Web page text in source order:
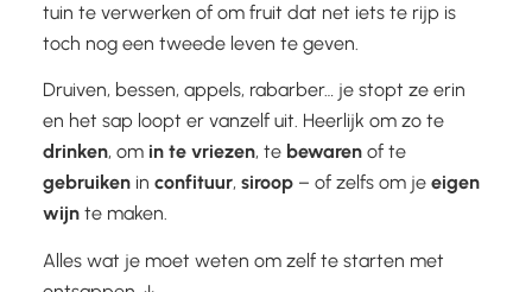
tuin te verwerken of om fruit dat net iets te rijp is
toch nog een tweede leven te geven.
Druiven, bessen, appels, rabarber… je stopt ze erin
en het sap loopt er vanzelf uit. Heerlijk om zo te
drinken, om in te vriezen, te bewarenof te
gebruikenin confituur, siroop– of zelfs om je eigen
wijnte maken.
Alles wat je moet weten om zelf te starten met